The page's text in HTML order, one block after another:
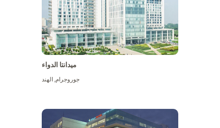
ميدانتا الدواء
جوروجرام,الهند